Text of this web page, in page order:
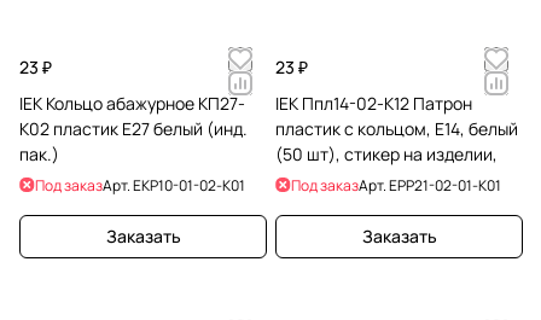
23 ₽
IEK Кольцо абажурное КП27-
К02 пластик Е27 белый (инд.
пак.)
Под заказАрт.EKP10-01-02-K01
Заказать
23 ₽
IEK Ппл14-02-К12 Патрон
пластик с кольцом, Е14, белый
(50 шт), стикер на изделии,
Под заказАрт.EPP21-02-01-K01
Заказать